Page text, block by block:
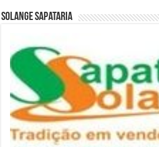
Solange Sapataria